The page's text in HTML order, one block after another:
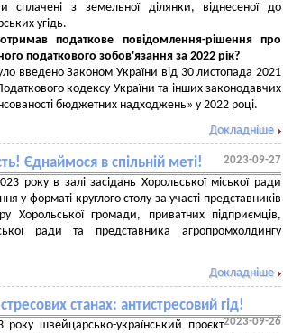
сплачені з земельної ділянки, віднесеної до
угідь.
податкове повідомлення-рішення про
податкового зобов'язання за 2022 рік?
введено Законом України від 30 листопада 2021
кодексу України та інших законодавчих
бюджетних надходжень» у 2022 році.
Докладніше
Єднаймося в спільній меті! 2023-09-27
року в залі засідань Хорольської міської ради
у форматі круглого столу за участі представників
Хорольської громади, приватних підприємців,
ради та представника агропромхолдингу
Докладніше
станах: антистресовий гід!
2023-09-26
року швейцарсько-український проєкт